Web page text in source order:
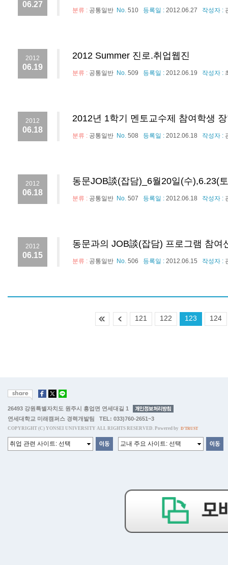
06.27
분류 : 공통일반 No. 510 등록일 : 2012.06.27 작성자 :
2012
06.19
2012 Summer 진로.취업웹진
분류 : 공통일반 No. 509 등록일 : 2012.06.19 작성자 :
2012
06.18
2012년 1학기 멘토교수제 참여학생
분류 : 공통일반 No. 508 등록일 : 2012.06.18 작성자 :
2012
06.18
동문JOB談(잡담)_6월20일(수),6.23(
분류 : 공통일반 No. 507 등록일 : 2012.06.18 작성자 :
2012
06.15
동문과의 JOB談(잡담) 프로그램 참여
분류 : 공통일반 No. 506 등록일 : 2012.06.15 작성자 :
121 122 123 124
26493 강원특별자치도 원주시 흥업면 연세대길 1
연세대학교 미래캠퍼스 경력개발팀 TEL: 033)760-2651~3
COPYRIGHT (C) YONSEI UNIVERSITY ALL RIGHTS RESERVED. Powered by D'TRUST